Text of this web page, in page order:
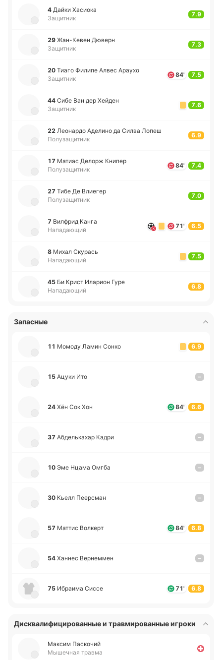
4 Дайки Ха­сио­ка
Защитник
7.9
29 Жа­н-Ке­вен Дюверн
Защитник
7.3
20 Тиаго Филипе Алвес Араухо
Защитник
84' 7.5
44 Сибе Ван дер Хейден
Защитник
7.6
22 Лео­на­рдо Аде­ли­но да Силва Лопеш
Полузащитник
6.9
17 Матиас Делорж Книпер
Полузащитник
84' 7.4
27 Тибе Де Влие­гер
Полузащитник
7.0
7 Ви­лфрид Канга
Нападающий
71' 6.5
8 Михал Ску­рась
Нападающий
7.5
45 Би Крист Ила­рион Гуре
Нападающий
6.8
Запасные
11 Момоду Ламин Сонко 6.9
15 Ацуки Ито –
24 Хён Сок Хон 84' 6.6
37 Абде­лька­хар Кадри –
10 Эме Нцама Омгба –
30 Кьелл Пее­рсман –
57 Маттис Во­лкерт 84' 6.8
54 Ханнес Ве­рне­ммен –
75 Ибраи­ма Сиссе 71' 6.8
Дисквалифицированные и травмированные игроки
Максим Па­ско­чий
Мышечная травма